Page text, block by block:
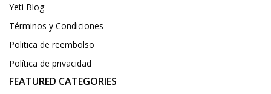
Yeti Blog
Términos y Condiciones
Politica de reembolso
Política de privacidad
FEATURED CATEGORIES